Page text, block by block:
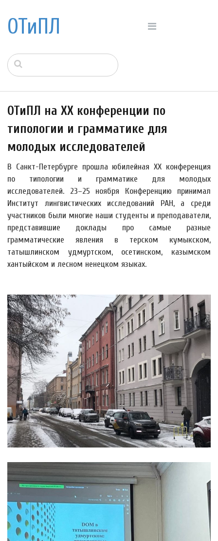
ОТиПЛ
ОТиПЛ на XX конференции по
типологии и грамматике для
молодых исследователей
В Санкт-Петербурге прошла юбилейная XX конференция
по типологии и грамматике для молодых
исследователей. 23–25 ноября Конференцию принимал
Институт лингвистических исследований РАН, а среди
участников были многие наши студенты и преподаватели,
представившие доклады про самые разные
грамматические явления в терском кумыкском,
татышлинском удмуртском, осетинском, казымском
хантыйском и лесном ненецком языках.